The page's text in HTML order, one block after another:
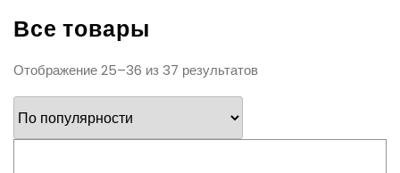
Все товары
Отображение 25–36 из 37 результатов